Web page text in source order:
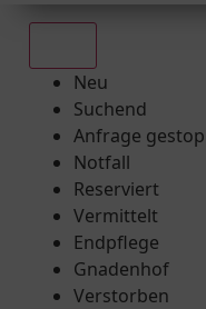
Neu
Suchend
Anfrage
Notfall
Reserviert
Vermittelt
Endpflege
Gnadenhof
Verstorben